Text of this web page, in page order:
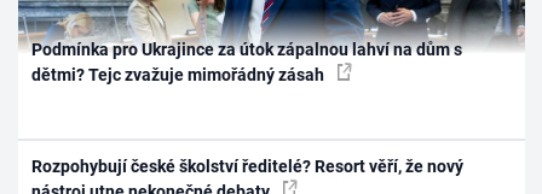
Podmínka pro Ukrajince za útok zápalnou lahví na dům s
dětmi? Tejc zvažuje mimořádný zásah
Rozpohybují české školství ředitelé? Resort věří, že nový